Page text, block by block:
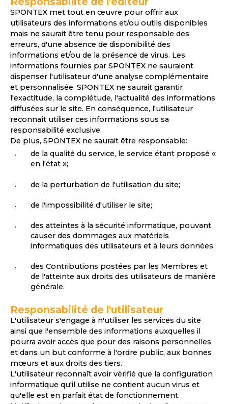
SPONTEX met tout en œuvre pour offrir aux
utilisateurs des informations et/ou outils disponibles
mais ne saurait être tenu pour responsable des
erreurs, d'une absence de disponibilité des
informations et/ou de la présence de virus. Les
informations fournies par SPONTEX ne sauraient
dispenser l'utilisateur d'une analyse complémentaire
et personnalisée. SPONTEX ne saurait garantir
l'exactitude, la complétude, l'actualité des informations
diffusées sur le site. En conséquence, l'utilisateur
reconnaît utiliser ces informations sous sa
responsabilité exclusive.
De plus, SPONTEX ne saurait être responsable:
de la qualité du service, le service étant proposé «
en l'état »;
de la perturbation de l'utilisation du site;
de l'impossibilité d'utiliser le site;
des atteintes à la sécurité informatique, pouvant
causer des dommages aux matériels
informatiques des utilisateurs et à leurs données;
des Contributions postées par les Membres et
de l'atteinte aux droits des utilisateurs de manière
générale.
Responsabilité de l'utilisateur
L'utilisateur s'engage à n'utiliser les services du site
ainsi que l'ensemble des informations auxquelles il
pourra avoir accès que pour des raisons personnelles
et dans un but conforme à l'ordre public, aux bonnes
mœurs et aux droits des tiers.
L'utilisateur reconnaît avoir vérifié que la configuration
informatique qu'il utilise ne contient aucun virus et
qu'elle est en parfait état de fonctionnement.